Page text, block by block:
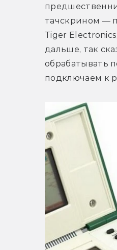
тачскрином —
Tiger
дальше, так
обрабатывать
подключаем к